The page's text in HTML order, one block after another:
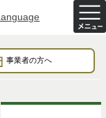
事業者の方へ